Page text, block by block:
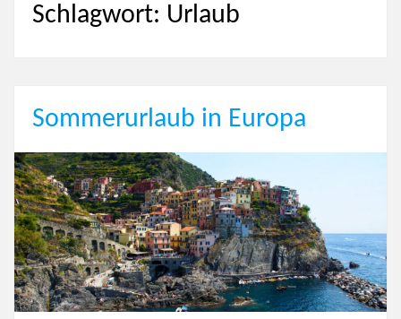
Schlagwort: Urlaub
Sommerurlaub in Europa